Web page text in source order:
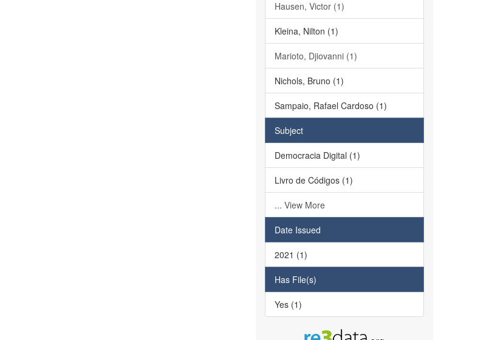
Hausen, Victor (1)
Kleina, Nilton (1)
Marioto, Djiovanni (1)
Nichols, Bruno (1)
Sampaio, Rafael Cardoso (1)
Subject
Democracia Digital (1)
Livro de Códigos (1)
... View More
Date Issued
2021 (1)
Has File(s)
Yes (1)